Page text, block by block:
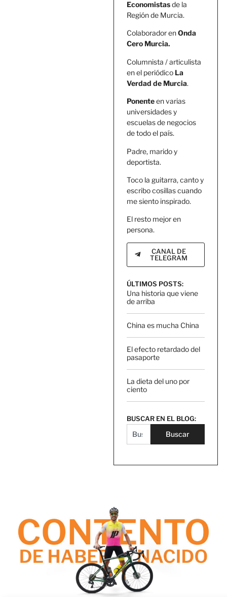
Economistasde la
Región de Murcia.
Colaborador enOnda
Cero Murcia.
Columnista / articulista
en el periódico La
Verdad de Murcia.
Ponenteen varias
universidades y
escuelas de negocios
de todo el país.
Padre, marido y
deportista.
Toco la guitarra, canto y
escribo cosillas cuando
me siento inspirado.
El resto mejor en
persona.
CANAL DE
TELEGRAM
ÚLTIMOS POSTS:
Una historia que viene
de arriba
China es mucha China
El efecto retardado del
pasaporte
La dieta del uno por
ciento
BUSCAR EN EL BLOG:
Buscar